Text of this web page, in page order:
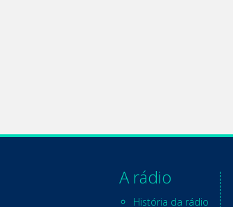
A rádio
História da rádio